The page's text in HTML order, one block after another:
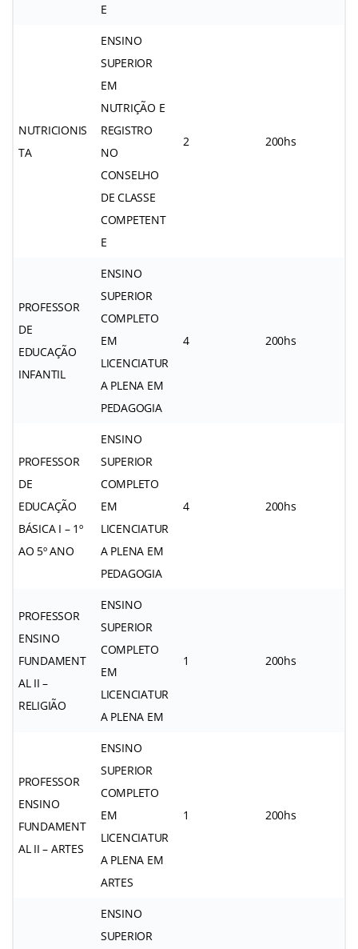
E
NUTRICIONIS
TA
ENSINO
SUPERIOR
EM
NUTRIÇÃO E
REGISTRO
NO
CONSELHO
DE CLASSE
COMPETENT
E
2 200hs
PROFESSOR
DE
EDUCAÇÃO
INFANTIL
ENSINO
SUPERIOR
COMPLETO
EM
LICENCIATUR
A PLENA EM
PEDAGOGIA
4 200hs
PROFESSOR
DE
EDUCAÇÃO
BÁSICA I – 1º
AO 5º ANO
ENSINO
SUPERIOR
COMPLETO
EM
LICENCIATUR
A PLENA EM
PEDAGOGIA
4 200hs
PROFESSOR
ENSINO
FUNDAMENT
AL II –
RELIGIÃO
ENSINO
SUPERIOR
COMPLETO
EM
LICENCIATUR
A PLENA EM
1 200hs
PROFESSOR
ENSINO
FUNDAMENT
AL II – ARTES
ENSINO
SUPERIOR
COMPLETO
EM
LICENCIATUR
A PLENA EM
ARTES
1 200hs
ENSINO
SUPERIOR